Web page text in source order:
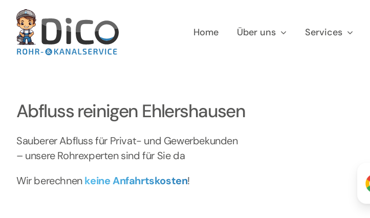
Inhalt
springen
Home Über uns Services
Abfluss reinigen Ehlershausen
Sauberer Abfluss für Privat- und Gewerbekunden
– unsere Rohrexperten sind für Sie da
Wir berechnenkeine Anfahrtskosten!